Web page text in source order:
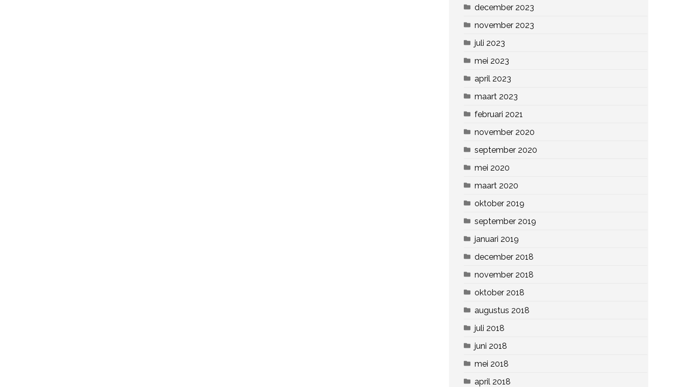
december 2023
november 2023
juli 2023
mei 2023
april 2023
maart 2023
februari 2021
november 2020
september 2020
mei 2020
maart 2020
oktober 2019
september 2019
januari 2019
december 2018
november 2018
oktober 2018
augustus 2018
juli 2018
juni 2018
mei 2018
april 2018